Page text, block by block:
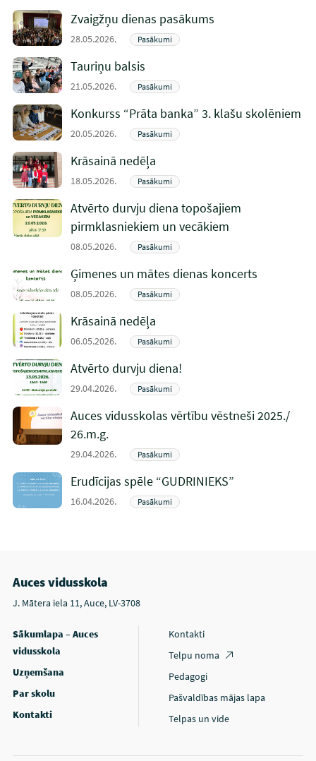
Zvaigžņu dienas pasākums
28.05.2026. Pasākumi
Tauriņu balsis
21.05.2026. Pasākumi
Konkurss “Prāta banka” 3. klašu skolēniem
20.05.2026. Pasākumi
Krāsainā nedēļa
18.05.2026. Pasākumi
Atvērto durvju diena topošajiem
pirmklasniekiem un vecākiem
08.05.2026. Pasākumi
Ģimenes un mātes dienas koncerts
08.05.2026. Pasākumi
Krāsainā nedēļa
06.05.2026. Pasākumi
Atvērto durvju diena!
29.04.2026. Pasākumi
Auces vidusskolas vērtību vēstneši 2025./
26.m.g.
29.04.2026. Pasākumi
Erudīcijas spēle “GUDRINIEKS”
16.04.2026. Pasākumi
Auces vidusskola
J. Mātera iela 11, Auce, LV-3708
Sākumlapa – Auces
vidusskola
Uzņemšana
Par skolu
Kontakti
Kontakti
Telpu noma
Pedagogi
Pašvaldības mājas lapa
Telpas un vide